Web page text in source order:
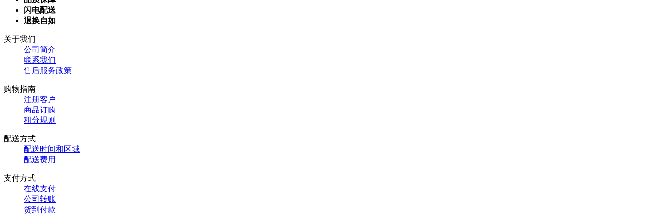
闪电配送
退换自如
关于我们
公司简介
联系我们
售后服务政策
购物指南
注册客户
商品订购
积分规则
配送方式
配送时间和区域
配送费用
支付方式
在线支付
公司转账
货到付款